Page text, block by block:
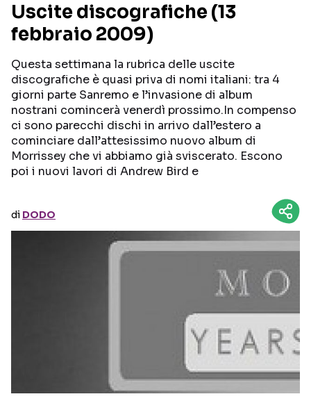
RECENSIONI MUSICALI
INTERVISTE
GOSSIP E CURIOSITÀ
TESTI CANZONI
TALENT SHOW
Seguici sui social
Uscite discografiche (13
febbraio 2009)
Questa settimana la rubrica delle uscite
discografiche è quasi priva di nomi italiani: tra 4
giorni parte Sanremo e l’invasione di album
nostrani comincerà venerdì prossimo.In compenso
ci sono parecchi dischi in arrivo dall’estero a
cominciare dall’attesissimo nuovo album di
Morrissey che vi abbiamo già sviscerato. Escono
poi i nuovi lavori di Andrew Bird e
di DODO